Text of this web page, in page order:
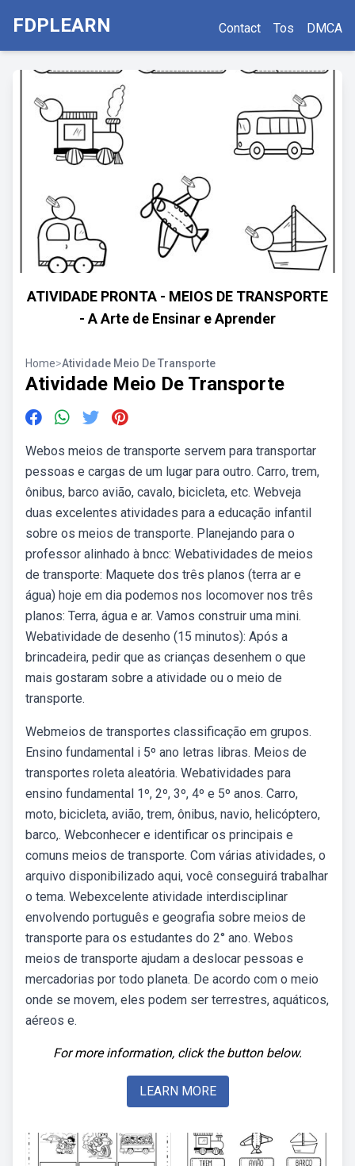
FDPLEARN Contact Tos DMCA
ATIVIDADE PRONTA - MEIOS DE TRANSPORTE
- A Arte de Ensinar e Aprender
Home>Atividade Meio De Transporte
Atividade Meio De Transporte
Webos meios de transporte servem para transportar
pessoas e cargas de um lugar para outro. Carro, trem,
ônibus, barco avião, cavalo, bicicleta, etc. Webveja
duas excelentes atividades para a educação infantil
sobre os meios de transporte. Planejando para o
professor alinhado à bncc: Webatividades de meios
de transporte: Maquete dos três planos (terra ar e
água) hoje em dia podemos nos locomover nos três
planos: Terra, água e ar. Vamos construir uma mini.
Webatividade de desenho (15 minutos): Após a
brincadeira, pedir que as crianças desenhem o que
mais gostaram sobre a atividade ou o meio de
transporte.
Webmeios de transportes classificação em grupos.
Ensino fundamental i 5º ano letras libras. Meios de
transportes roleta aleatória. Webatividades para
ensino fundamental 1º, 2º, 3º, 4º e 5º anos. Carro,
moto, bicicleta, avião, trem, ônibus, navio, helicóptero,
barco,. Webconhecer e identificar os principais e
comuns meios de transporte. Com várias atividades, o
arquivo disponibilizado aqui, você conseguirá trabalhar
o tema. Webexcelente atividade interdisciplinar
envolvendo português e geografia sobre meios de
transporte para os estudantes do 2° ano. Webos
meios de transporte ajudam a deslocar pessoas e
mercadorias por todo planeta. De acordo com o meio
onde se movem, eles podem ser terrestres, aquáticos,
aéreos e.
For more information, click the button below.
LEARN MORE